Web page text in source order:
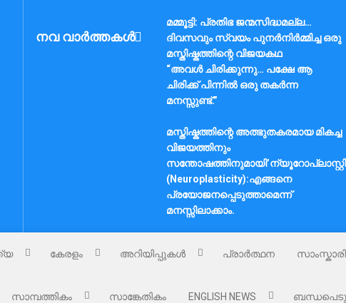
നവ വാർത്തകൾ
മമ്മൂട്ടി: പ്രതിഭ ജന്മസിദ്ധമല്ല…
ദിവസവും സ്വയം പുനർനിർമ്മിച്ച ഒരു
മസ്തിഷ്കത്തിന്റെ വിജയകഥ
“അവൾ ചിരിക്കുന്നു… പക്ഷേ ആ
ചിരിക്ക് പിന്നിൽ ഒരു തകർന്ന
മനസ്സുണ്ട്.”
മസ്തിഷ്കത്തിന്റെ അത്ഭുതകരമായ മികച്ച
വിജയത്തിനും
(Neuroplasticity):എങ്ങനെ
പ്രയോജനപ്പെടുത്താമെന്ന്
മനസ്സിലാക്കാം.
കേരളം അറിയിപ്പുകൾ പ്രാർത്ഥന
സാമ്പത്തികം സാങ്കേതികം ENGLISH NEWS